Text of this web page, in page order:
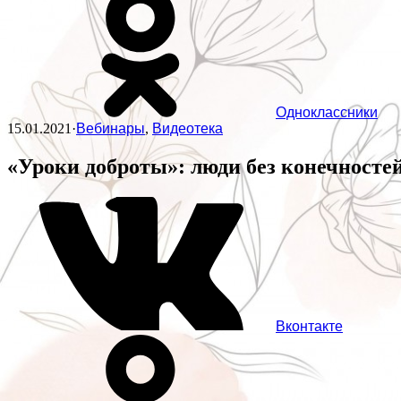
Одноклассники
15.01.2021·Вебинары, Видеотека
«Уроки доброты»: люди без
Вконтакте